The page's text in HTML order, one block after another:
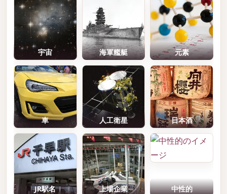
宇宙 海軍艦艇 元素
車 人工衛星 日本酒
JR駅名 上場企業 中性的